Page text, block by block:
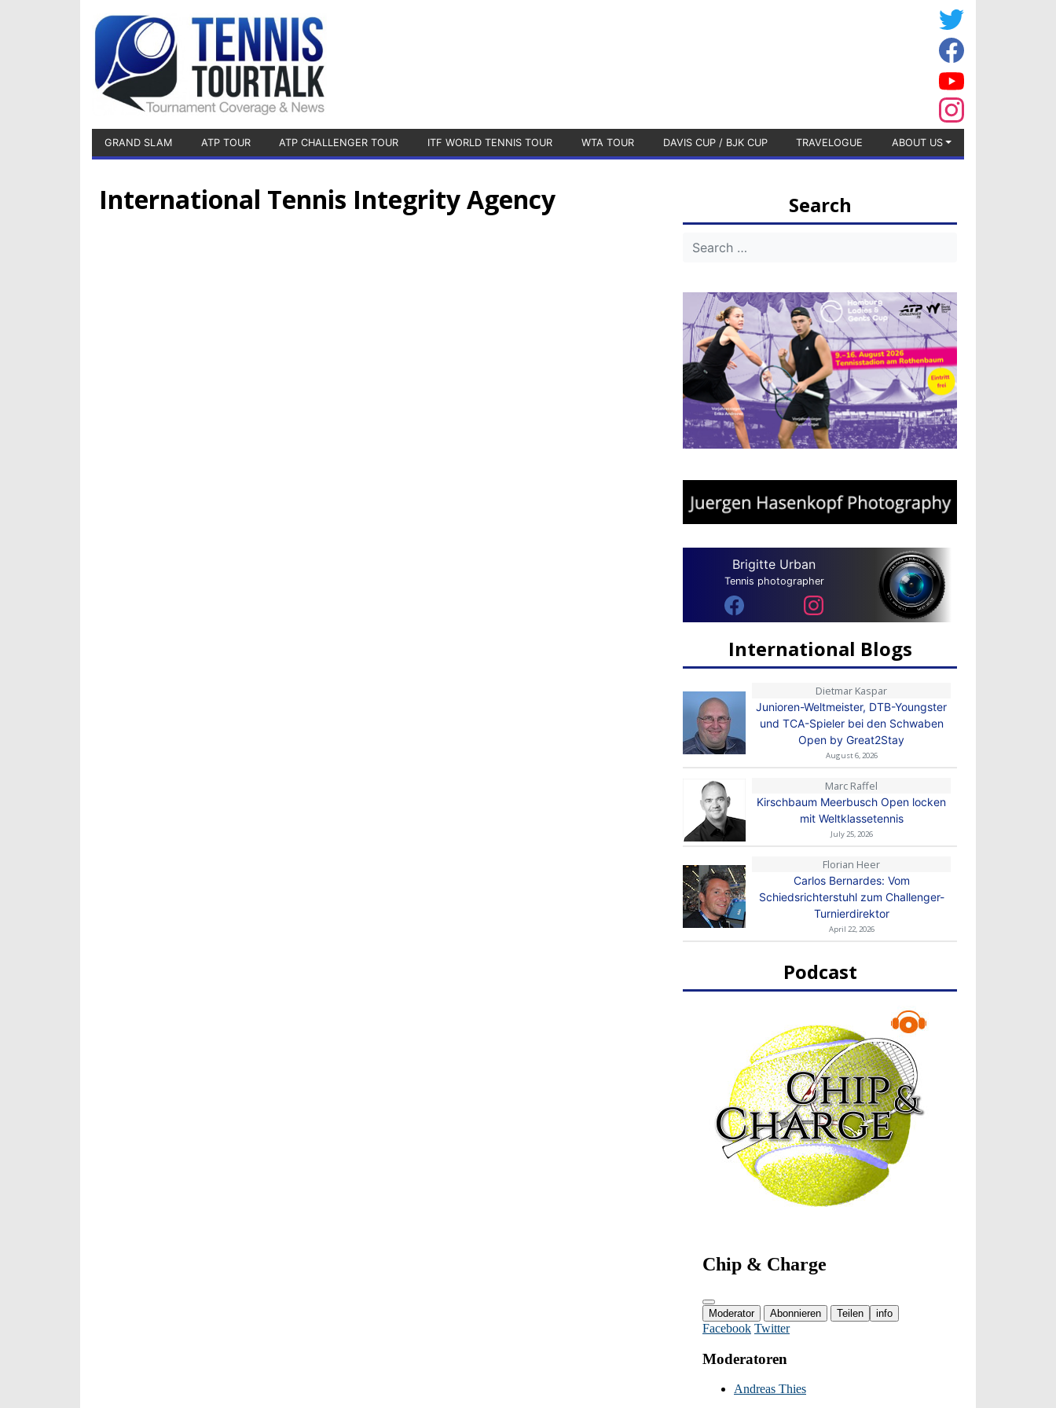
GRAND SLAM ATP TOUR ATP CHALLENGER TOUR ITF WORLD TENNIS TOUR WTA TOUR DAVIS CUP / BJK CUP TRAVELOGUE ABOUT US
International Tennis Integrity Agency Search
Brigitte Urban
Tennis photographer
International Blogs
Dietmar Kaspar
Junioren-Weltmeister, DTB-Youngster
und TCA-Spieler bei den Schwaben
Open by Great2Stay
August 6, 2026
Marc Raffel
Kirschbaum Meerbusch Open locken
mit Weltklassetennis
July 25, 2026
Florian Heer
Carlos Bernardes: Vom
Schiedsrichterstuhl zum Challenger-
Turnierdirektor
April 22, 2026
Podcast